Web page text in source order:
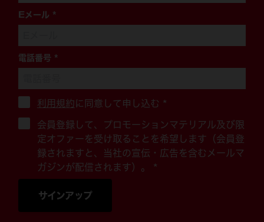
Eメール *
電話番号 *
利用規約に同意して申し込む *
会員登録して、プロモーションマテリアル及び限
定オファーを受け取ることを希望します（会員登
録されますと、当社の宣伝・広告を含むメールマ
ガジンが配信されます）。 *
サインアップ